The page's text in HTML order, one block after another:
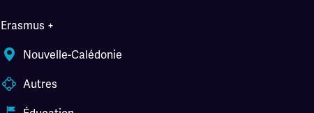
Erasmus +
Nouvelle-Calédonie
Autres